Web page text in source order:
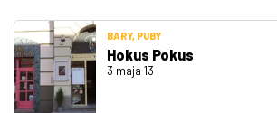
BARY, PUBY
Hokus Pokus
3 maja 13